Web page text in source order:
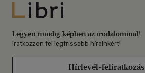
Libri
Legyen mindig képben az irodalommal!
Iratkozzon fel legfrissebb híreinkért!
Hírlevél-feliratkozás